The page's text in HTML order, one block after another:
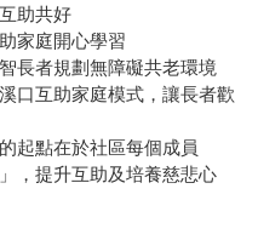
助共好
家庭開心學習
長者規劃無障礙共老環境
口互助家庭模式，讓長者歡
起點在於社區每個成員
，提升互助及培養慈悲心